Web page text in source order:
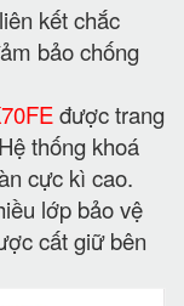
kết chắc
bảo chống
được trang
thống khoá
cực kì cao.
lớp bảo vệ
cất giữ bên